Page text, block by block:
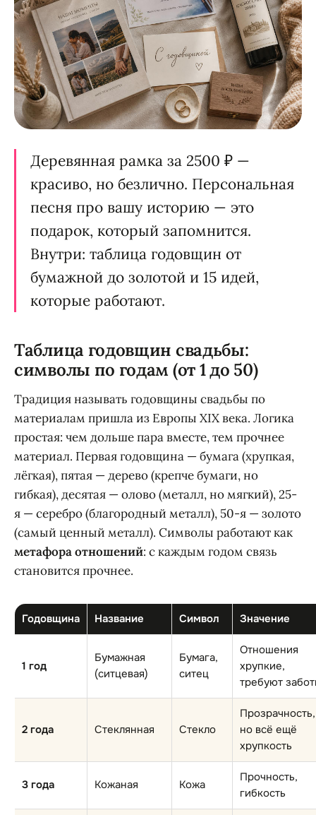
Деревянная рамка за 2500 ₽ —
красиво, но безлично. Персональная
песня про вашу историю — это
подарок, который запомнится.
Внутри: таблица годовщин от
бумажной до золотой и 15 идей,
которые работают.
Таблица годовщин свадьбы:
символы по годам (от 1 до 50)
Традиция называть годовщины свадьбы по
материалам пришла из Европы XIX века. Логика
простая: чем дольше пара вместе, тем прочнее
материал. Первая годовщина — бумага (хрупкая,
лёгкая), пятая — дерево (крепче бумаги, но
гибкая), десятая — олово (металл, но мягкий), 25-
я — серебро (благородный металл), 50-я — золото
(самый ценный металл). Символы работают как
метафора отношений: с каждым годом связь
становится прочнее.
Годовщина Название Символ Значение
1 год
Бумажная
(ситцевая)
Бумага,
ситец
Отношения
хрупкие,
требуют
2 года Стеклянная Стекло
Прозрачность,
но всё ещё
хрупкость
3 года Кожаная Кожа
Прочность,
гибкость